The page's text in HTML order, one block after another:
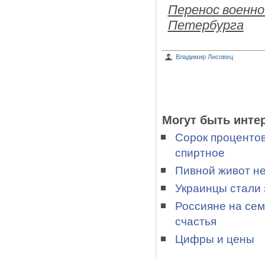
Перенос
Петербурга
Владимир Лисовец
Могут быть
Сорок
спиртное
Пивной живот
Украинцы стали
Россияне на
счастья
Цифры и цены